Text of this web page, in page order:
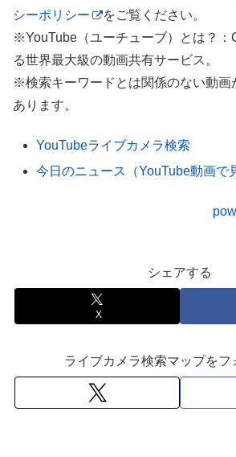
新潟県柏崎市西山町
です(汗)
シーポリシー
をご覧ください。
※YouTube（ユーチューブ）とは？：
る世界最大級の動画共有サービス。
※検索キーワードとは関係のない動画
あります。
YouTubeライブカメラ検索
今日のニュース（YouTube動画で
シェアする
X
ライブカメラ検索マップをフ